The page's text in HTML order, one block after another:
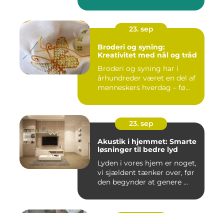
23. sep
Broderi og syning:
Kreativitet med nål og tråd
Broderi og syning har i
århundreder været en del af
menneskers hverdag – fø...
23. sep
Akustik i hjemmet: Smarte
løsninger til bedre lyd
Lyden i vores hjem er noget,
vi sjældent tænker over, før
den begynder at genere ...